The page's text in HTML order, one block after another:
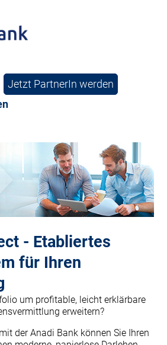
Jetzt PartnerIn werden
- Etabliertes
für Ihren
um profitable, leicht erklärbare
erweitern?
der Anadi Bank können Sie Ihren